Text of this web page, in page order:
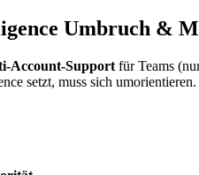
Umbruch &
Account-Support für Teams
setzt, muss sich